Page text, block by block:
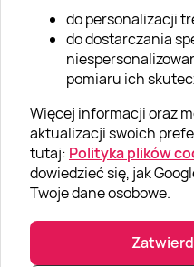
do personalizacji
do dostarczania
pomiaru ich
Więcej informacji oraz
aktualizacji swoich
tutaj: Polityka plików
dowiedzieć się, jak
Twoje dane osobowe.
Klub Lojalnościowy
Dodaj recenzję
Informacje
GRUPA „SUPER PREZENTY“